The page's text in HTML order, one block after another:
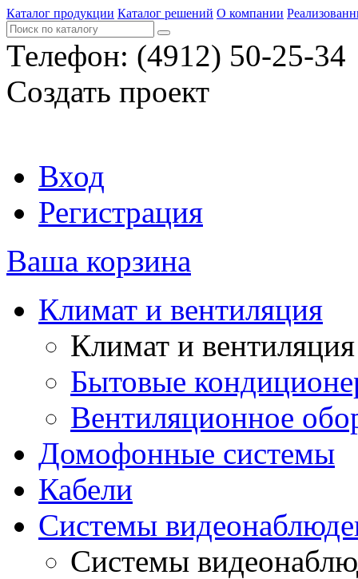
Каталог продукции Каталог решений О компании
Телефон: (4912) 50-25-34
Создать проект
Вход
Регистрация
Ваша корзина
Климат и вентиляция
Климат и вентиляция
Бытовые
Вентиляционное
Домофонные системы
Кабели
Системы
Системы